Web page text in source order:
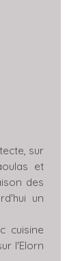
sur
et
des
un
cuisine
l'Elorn